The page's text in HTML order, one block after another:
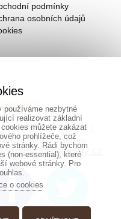
podmínky
osobních údajů
604743 381
na mailovej adrese
používáme nezbytné
realizovat základní
můžete zakázat
prohlížeče, což
stránky. Rádi bychom
(non-essential), které
webové stránky. Pro
o cookies